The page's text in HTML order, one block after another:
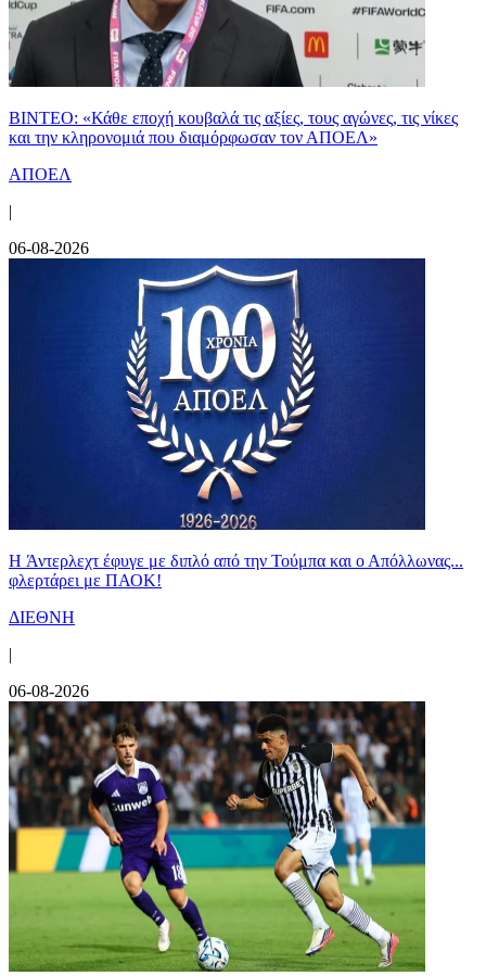
ΒΙΝΤΕΟ: «Κάθε εποχή κουβαλά τις αξίες, τους αγώνες, τις νίκες
και την κληρονομιά που διαμόρφωσαν τον ΑΠΟΕΛ»
ΑΠΟΕΛ
|
06-08-2026
H Άντερλεχτ έφυγε με διπλό από την Τούμπα και ο Απόλλωνας...
φλερτάρει με ΠΑΟΚ!
ΔΙΕΘΝΗ
|
06-08-2026